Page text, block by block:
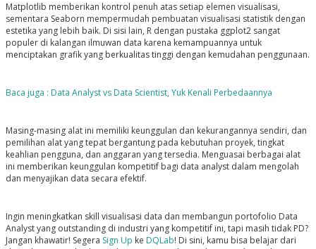
Matplotlib memberikan kontrol penuh atas setiap elemen visualisasi,
sementara Seaborn mempermudah pembuatan visualisasi statistik dengan
estetika yang lebih baik. Di sisi lain, Rdengan pustaka ggplot2sangat
populer di kalangan ilmuwan data karena kemampuannya untuk
menciptakan grafik yang berkualitas tinggi dengan kemudahan penggunaan.
Baca juga : Data Analyst vs Data Scientist, Yuk Kenali Perbedaannya
Masing-masing alat ini memiliki keunggulan dan kekurangannya sendiri, dan
pemilihan alat yang tepat bergantung pada kebutuhan proyek, tingkat
keahlian pengguna, dan anggaran yang tersedia. Menguasai berbagai alat
ini memberikan keunggulan kompetitif bagi data analyst dalam mengolah
dan menyajikan data secara efektif.
Ingin meningkatkan skill visualisasi data dan membangun portofolio Data
Analyst yang outstanding di industri yang kompetitif ini, tapi masih tidak PD?
Jangan khawatir! Segera Sign Up ke DQLab! Di sini, kamu bisa belajar dari